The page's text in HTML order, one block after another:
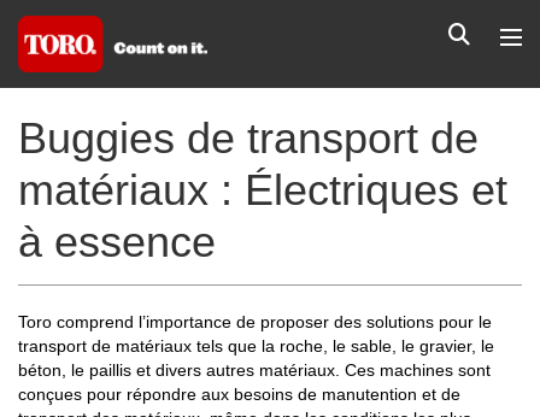
Buggies de transport de
matériaux : Électriques et
à essence
Toro comprend l’importance de proposer des solutions pour le
transport de matériaux tels que la roche, le sable, le gravier, le
béton, le paillis et divers autres matériaux. Ces machines sont
conçues pour répondre aux besoins de manutention et de